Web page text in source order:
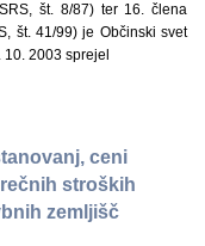
št. 8/87) ter 16. člena
št. 41/99) je Občinski svet
2003 sprejel
ceni
stroških
zemljišč